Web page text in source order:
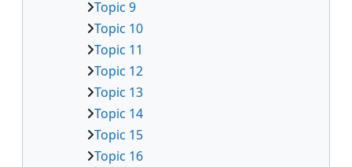
Topic 9
Topic 10
Topic 11
Topic 12
Topic 13
Topic 14
Topic 15
Topic 16